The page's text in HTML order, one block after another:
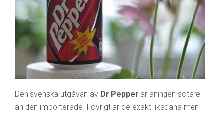
Den svenska utgåvan av Dr Pepper är aningen sötare
än den importerade. I övrigt är de exakt likadana men